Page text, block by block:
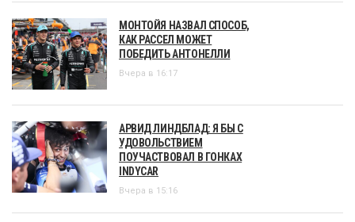
МОНТОЙЯ НАЗВАЛ СПОСОБ,
КАК РАССЕЛ МОЖЕТ
ПОБЕДИТЬ АНТОНЕЛЛИ
Вчера в 16:17
АРВИД ЛИНДБЛАД: Я БЫ С
УДОВОЛЬСТВИЕМ
ПОУЧАСТВОВАЛ В ГОНКАХ
INDYCAR
Вчера в 15:16